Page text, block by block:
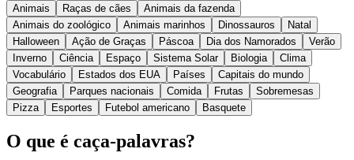
Animais Raças de cães
Animais da fazenda
Animais do zoológico
Animais marinhos Dinossauros
Natal
Halloween
Ação de Graças Páscoa Dia dos Namorados
Verão
Inverno
Ciência Espaço Sistema Solar Biologia
Clima
Vocabulário
Estados dos EUA Países
Capitais do mundo
Geografia
Parques nacionais Comida Frutas
Sobremesas
Pizza
Esportes Futebol americano Basquete
O que é caça-palavras?